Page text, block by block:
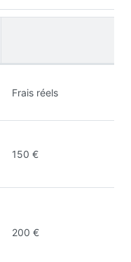
Frais réels
150 €
200 €